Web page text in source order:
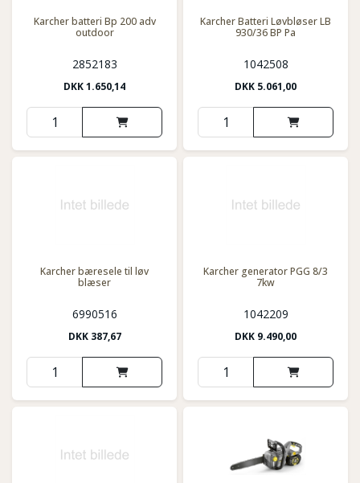
Karcher batteri Bp 200 adv
outdoor
2852183
DKK1.650,14
Karcher Batteri Løvbløser LB
930/36 BP Pa
1042508
DKK 5.061,00
Karcher bæresele til løv
blæser
6990516
DKK 387,67
Karcher generator PGG 8/3
7kw
1042209
DKK 9.490,00